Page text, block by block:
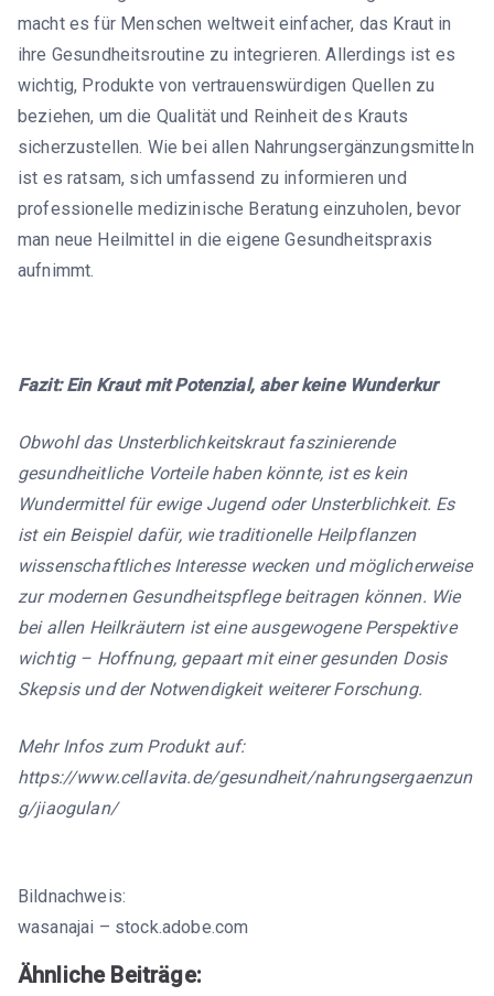
macht es für Menschen weltweit einfacher, das Kraut in
ihre Gesundheitsroutine zu integrieren. Allerdings ist es
wichtig, Produkte von vertrauenswürdigen Quellen zu
beziehen, um die Qualität und Reinheit des Krauts
sicherzustellen. Wie bei allen Nahrungsergänzungsmitteln
ist es ratsam, sich umfassend zu informieren und
professionelle medizinische Beratung einzuholen, bevor
man neue Heilmittel in die eigene Gesundheitspraxis
aufnimmt.
Fazit: Ein Kraut mit Potenzial, aber keine Wunderkur
Obwohl das Unsterblichkeitskraut faszinierende
gesundheitliche Vorteile haben könnte, ist es kein
Wundermittel für ewige Jugend oder Unsterblichkeit. Es
ist ein Beispiel dafür, wie traditionelle Heilpflanzen
wissenschaftliches Interesse wecken und möglicherweise
zur modernen Gesundheitspflege beitragen können. Wie
bei allen Heilkräutern ist eine ausgewogene Perspektive
wichtig – Hoffnung, gepaart mit einer gesunden Dosis
Skepsis und der Notwendigkeit weiterer Forschung.
Mehr Infos zum Produkt auf:
https://www.cellavita.de/gesundheit/nahrungsergaenzun
g/jiaogulan/
Bildnachweis:
wasanajai – stock.adobe.com
Ähnliche Beiträge: